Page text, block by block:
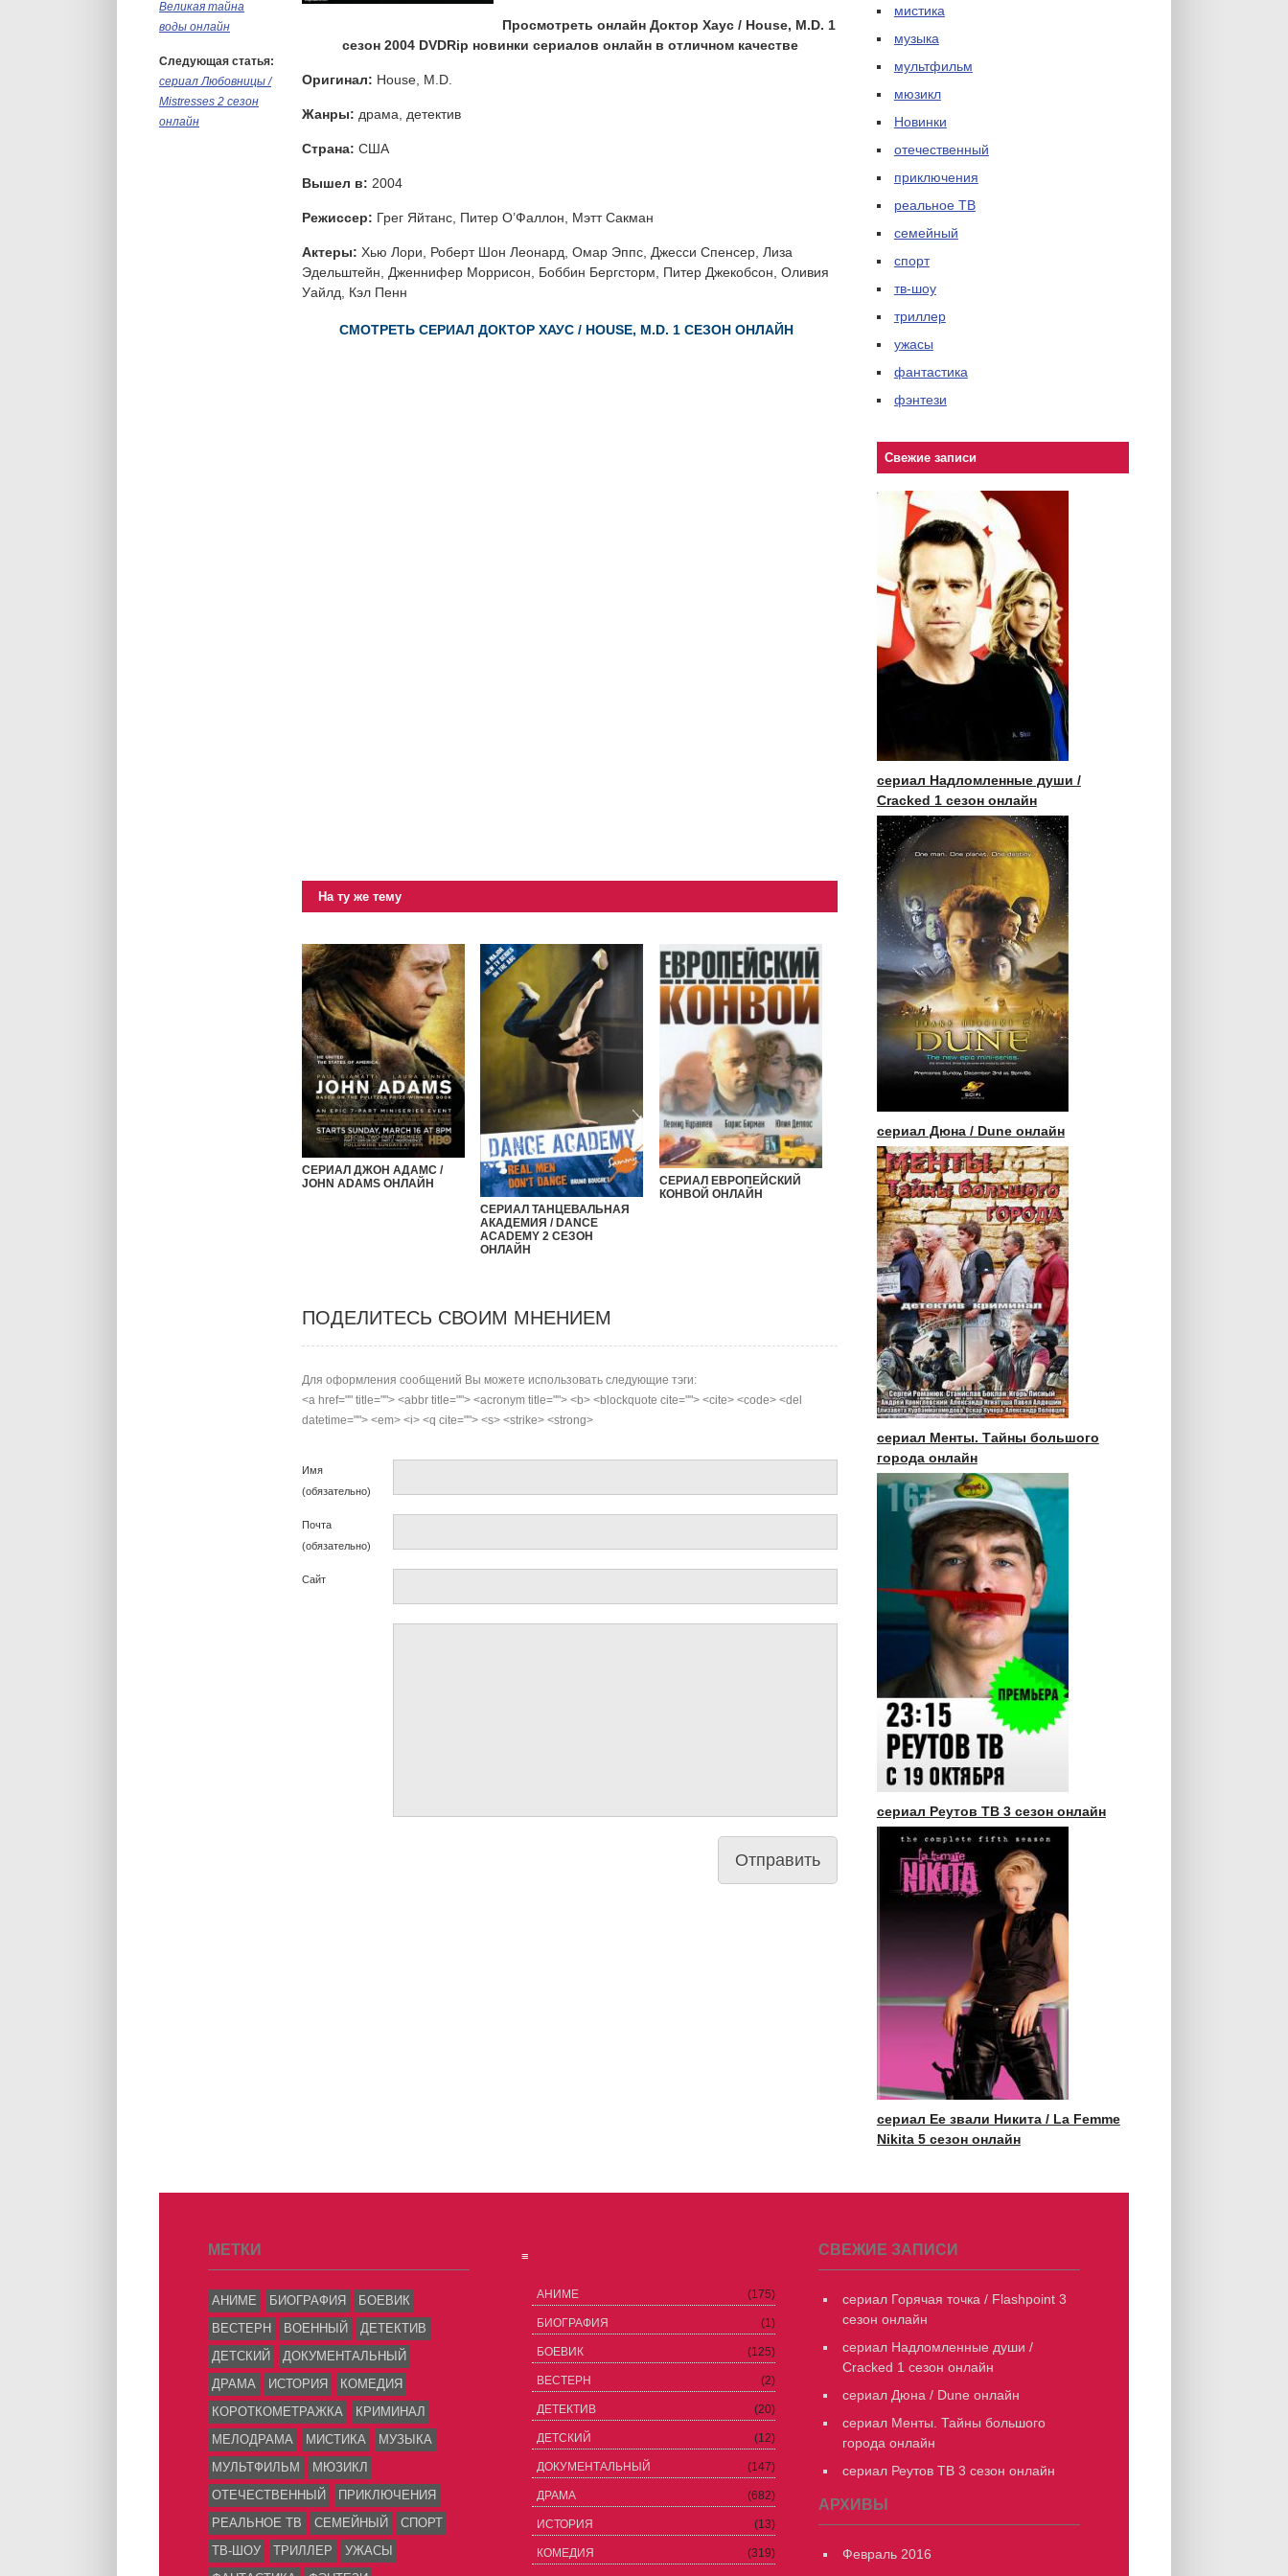
Великая тайна
воды онлайн
Следующая статья:
сериал Любовницы /
Mistresses 2 сезон
онлайн
Просмотреть онлайн Доктор Хаус / House, M.D. 1
сезон 2004 DVDRip новинки сериалов онлайн в отличном качестве
Оригинал: House, M.D.
Жанры: драма, детектив
Страна: США
Вышел в: 2004
Режиссер: Грег Яйтанс, Питер О’Фаллон, Мэтт Сакман
Актеры: Хью Лори, Роберт Шон Леонард, Омар Эппс, Джесси Спенсер, Лиза
Эдельштейн, Дженнифер Моррисон, Боббин Бергсторм, Питер Джекобсон, Оливия
Уайлд, Кэл Пенн
СМОТРЕТЬ СЕРИАЛ ДОКТОР ХАУС / HOUSE, M.D. 1 СЕЗОН ОНЛАЙН
На ту же тему
СЕРИАЛ ДЖОН АДАМС /
JOHN ADAMS ОНЛАЙН
СЕРИАЛ ТАНЦЕВАЛЬНАЯ
АКАДЕМИЯ / DANCE
ACADEMY 2 СЕЗОН
ОНЛАЙН
СЕРИАЛ ЕВРОПЕЙСКИЙ
КОНВОЙ ОНЛАЙН
ПОДЕЛИТЕСЬ СВОИМ МНЕНИЕМ
Для оформления сообщений Вы можете использовать следующие тэги:
<a href="" title=""> <abbr title=""> <acronym title=""> <b> <blockquote cite=""> <cite> <code> <del
datetime=""> <em> <i> <q cite=""> <s> <strike> <strong>
Имя
(обязательно)
Почта
(обязательно)
Сайт
мистика
музыка
мультфильм
мюзикл
Новинки
отечественный
приключения
реальное ТВ
семейный
спорт
тв-шоу
триллер
ужасы
фантастика
фэнтези
Свежие записи
сериал Надломленные души /
Cracked 1 сезон онлайн
сериал Дюна / Dune онлайн
сериал Менты. Тайны большого
города онлайн
сериал Реутов ТВ 3 сезон онлайн
сериал Ее звали Никита / La Femme
Nikita 5 сезон онлайн
МЕТКИ
АНИМЕ БИОГРАФИЯ
БОЕВИК
ВЕСТЕРН
ВОЕННЫЙ
ДЕТЕКТИВ
ДЕТСКИЙ
ДОКУМЕНТАЛЬНЫЙ
ДРАМА
ИСТОРИЯ
КОМЕДИЯ
КОРОТКОМЕТРАЖКА
КРИМИНАЛ
МЕЛОДРАМА
МИСТИКА
МУЗЫКА
МУЛЬТФИЛЬМ
МЮЗИКЛ
ОТЕЧЕСТВЕННЫЙ
ПРИКЛЮЧЕНИЯ
РЕАЛЬНОЕ ТВ
СЕМЕЙНЫЙ
СПОРТ
ТВ-ШОУ
ТРИЛЛЕР
УЖАСЫ
≡
АНИМЕ (175)
БИОГРАФИЯ (1)
БОЕВИК (125)
ВЕСТЕРН (2)
ДЕТЕКТИВ (20)
ДЕТСКИЙ (12)
ДОКУМЕНТАЛЬНЫЙ (147)
ДРАМА (682)
ИСТОРИЯ (13)
КОМЕДИЯ (319)
СВЕЖИЕ ЗАПИСИ
сериал Горячая точка / Flashpoint 3
сезон онлайн
сериал Надломленные души /
Cracked 1 сезон онлайн
сериал Дюна / Dune онлайн
сериал Менты. Тайны большого
города онлайн
сериал Реутов ТВ 3 сезон онлайн
АРХИВЫ
Февраль 2016